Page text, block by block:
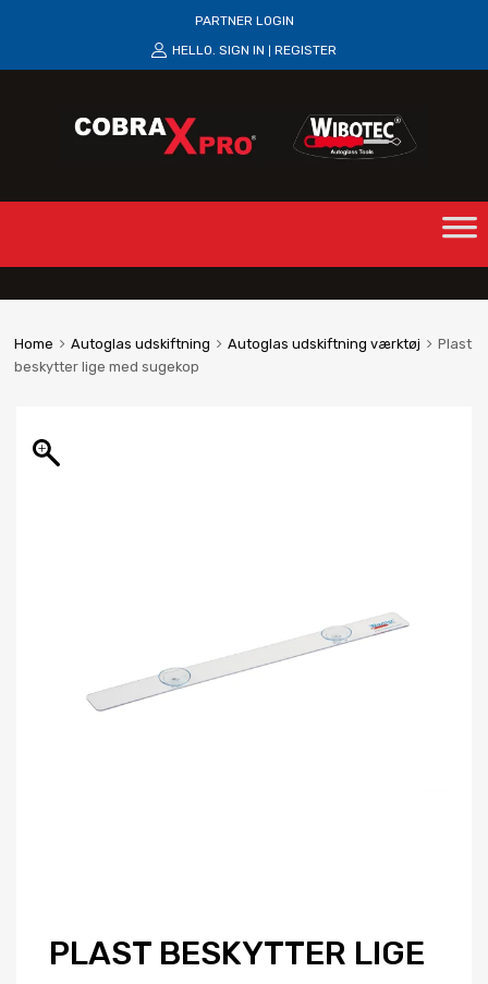
PARTNER LOGIN
HELLO. SIGN IN REGISTER
Home Autoglas udskiftning Autoglas udskiftning værktøj
Plast
beskytter lige med sugekop
PLAST BESKYTTER LIGE